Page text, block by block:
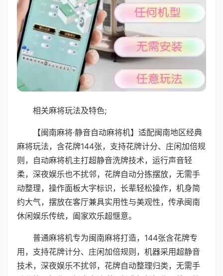
相关麻将玩法及特色;
【闽南麻将·静音自动麻将机】适配闽南地区经典
麻将玩法，含花牌144张，支持花牌计分、庄闲加倍规
则，自动麻将机主打超静音洗牌技术，运行声音轻
柔，深夜娱乐也不扰邻，花牌自动分拣摆放，无需手
动整理，操作面板大字标识，长辈轻松操作，机身简
约大气，摆放在客厅兼具实用性与美观性，传承闽南
休闲娱乐传统，阖家欢乐超惬意。
普通麻将机专为闽南麻将打造，144张含花牌专
用，支持花牌计分、庄闲加倍规则，机器采用超静音
技术，深夜娱乐不扰邻，花牌自动整理归类，无需手